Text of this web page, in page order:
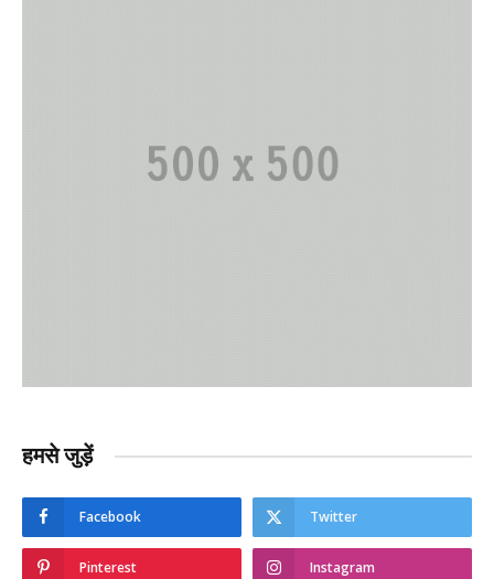
हमसे जुड़ें
Facebook Twitter
Pinterest Instagram